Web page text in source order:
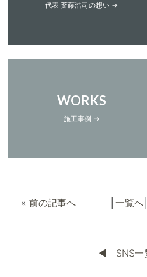
代表 斎藤浩司の想い →
WORKS
施工事例 →
« 前の記事へ 一覧へ│
◀︎ SNS一